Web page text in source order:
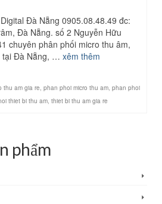
Đà Nẵng 0905.08.48.49 đc:
Đà Nẵng. số 2 Nguyễn Hữu
chuyên phân phối micro thu âm,
tại Đà Nẵng, … xêm thêm
thu am gia re, phan phoi micro thu am, phan phoi
thiet bi thu am, thiet bi thu am gia re
phẩm